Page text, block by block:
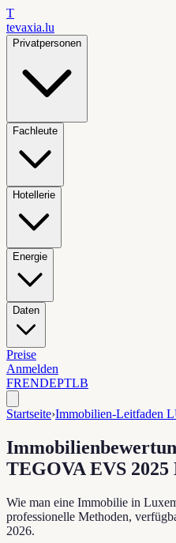
T
tevaxia.lu
Privatpersonen
Fachleute
Hotellerie
Energie
Daten
Preise
Anmelden
FRENDEPTLB
Startseite›Immobilien-Leitfaden
TEGOVA EVS 2025
Wie man eine Immobilie in
professionelle Methoden,
2026.